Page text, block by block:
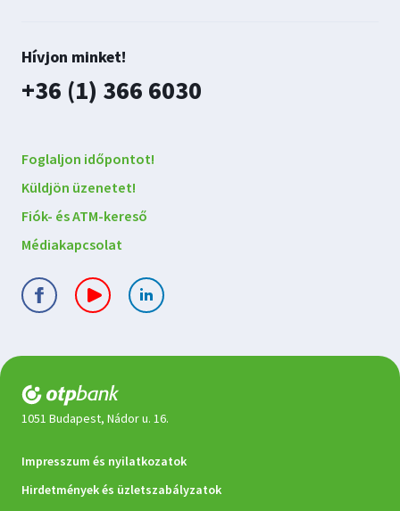
Lépjen
kapcsolatba
velünk
Hívjon minket!
plusz
+36 (1) 366 6030
Foglaljon időpontot!
Küldjön üzenetet!
Fiók- és ATM-kereső
Médiakapcsolat
1051 Budapest, Nádor u. 16.
Jogi
dokumentumok
Impresszum és nyilatkozatok
Hirdetmények és üzletszabályzatok